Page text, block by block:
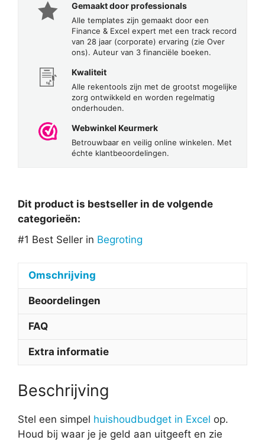
Gemaakt door professionals
Alle templates zijn gemaakt door een
Finance & Excel expert met een track record
van 28 jaar (corporate) ervaring (zie Over
ons). Auteur van 3 financiële boeken.
Kwaliteit
Alle rekentools zijn met de grootst mogelijke
zorg ontwikkeld en worden regelmatig
onderhouden.
Webwinkel Keurmerk
Betrouwbaar en veilig online winkelen. Met
échte klantbeoordelingen.
Dit product is bestseller in de volgende
categorieën:
#1 Best Seller in Begroting
Omschrijving
Beoordelingen
FAQ
Extra informatie
Beschrijving
Stel een simpel huishoudbudget in Excel op.
Houd bij waar je je geld aan uitgeeft en zie